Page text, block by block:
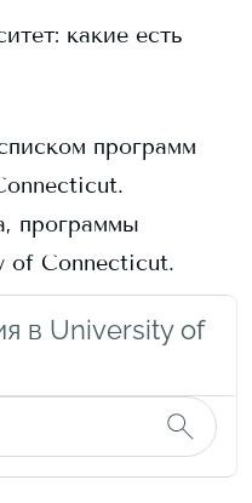
: какие есть
программ
.
программы
of Connecticut.
в University of